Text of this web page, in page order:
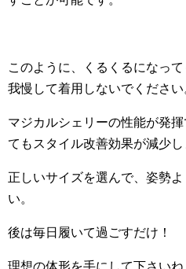
このように、くるくるになっ
我慢して着用しないでください
マジカルシェリーの性能が発
てもスタイル改善効果が減少し
正しいサイズを選んで、姿勢
い。
後は毎日履いて過ごすだけ！
理想の体形を手にして下さいね